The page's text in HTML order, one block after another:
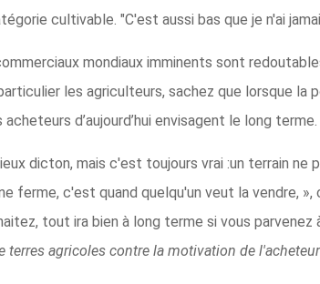
cultivable. "C'est aussi bas que je n'ai
mondiaux imminents sont
les agriculteurs, sachez que lorsque la
d’aujourd’hui envisagent le long terme.
dicton, mais c'est toujours vrai :un terrain
ferme, c'est quand quelqu'un veut la vendre,
tout ira bien à long terme si vous
terres agricoles contre la motivation de l'acheteur